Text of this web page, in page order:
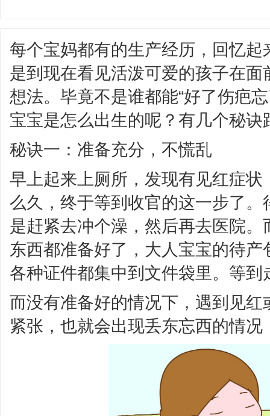
每个宝妈都有的生产经历，回忆
是到现在看见活泼可爱的孩子在
想法。毕竟不是谁都能“好了伤疤
宝宝是怎么出生的呢？有几个秘诀
秘诀一：准备充分，不慌乱
早上起来上厕所，发现有见红症
么久，终于等到收官的这一步了
是赶紧去冲个澡，然后再去医院
东西都准备好了，大人宝宝的待
各种证件都集中到文件袋里。等
而没有准备好的情况下，遇到见
紧张，也就会出现丢东忘西的情